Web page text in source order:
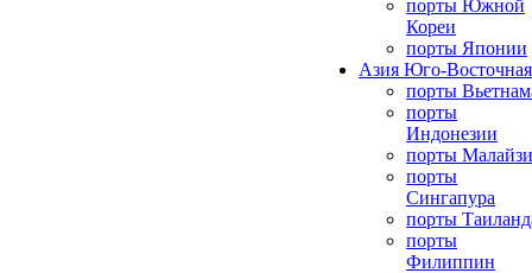
порты Южной
Кореи
порты Японии
Азия Юго-Восточная
порты
порты
Индонезии
порты
порты
Сингапура
порты
порты
Филиппин